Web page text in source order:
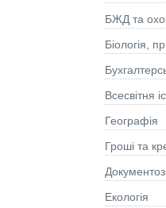
БЖД та
Біологія,
Всесвітня
Географія
Гроші та
Екологія